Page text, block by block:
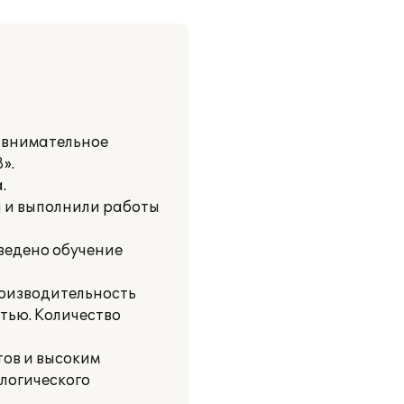
выполнили работы
обучение
Количество
и высоким